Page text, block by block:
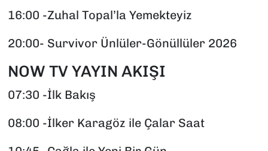
16:00 -Zuhal Topal’la Yemekteyiz
20:00- Survivor Ünlüler-Gönüllüler 2026
NOW TV YAYIN AKIŞI
07:30 -İlk Bakış
08:00 -İlker Karagöz ile Çalar Saat